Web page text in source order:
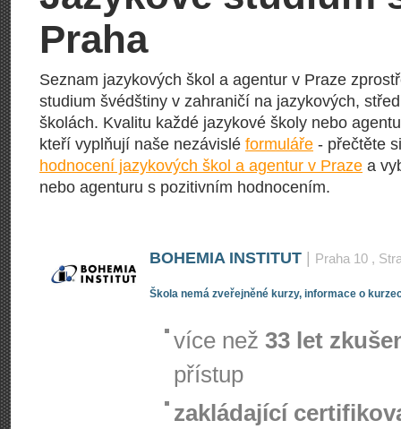
Praha
Seznam jazykových škol a agentur v Praze
studium švédštiny v zahraničí na jazykových,
školách. Kvalitu každé jazykové školy nebo
kteří vyplňují naše nezávislé formuláře - přečtěte
hodnocení jazykových škol a agentur v Praze a
nebo agenturu s pozitivním hodnocením.
BOHEMIA INSTITUT Praha 10 ,
Škola nemá zveřejněné kurzy, informace o
více než 33 let
přístup
zakládající